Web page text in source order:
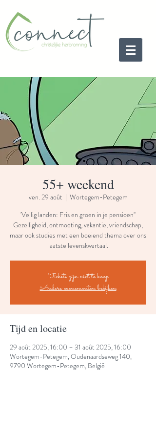
55+ weekend
ven. 29 août
  |
Wortegem-Petegem
'Veilig landen: Fris en groen in je pensioen''
Gezelligheid, ontmoeting, vakantie, vriendschap,
maar ook studies met een boeiend thema over ons
laatste levenskwartaal.
Tickets zijn niet te koop
Andere evenementen bekijken
Tijd en locatie
29 août 2025, 16:00 – 31 août 2025, 16:00
Wortegem-Petegem, Oudenaardseweg 140,
9790 Wortegem-Petegem, België